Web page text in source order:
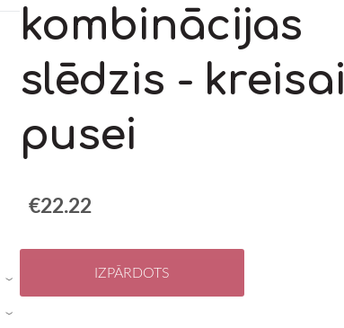
›
›
kombinācijas
slēdzis - kreisai
pusei
€22.22
IZPĀRDOTS